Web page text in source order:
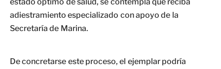
adiestramiento especializado con apoyo de la
Secretaría de Marina.
De concretarse este proceso, el ejemplar podría